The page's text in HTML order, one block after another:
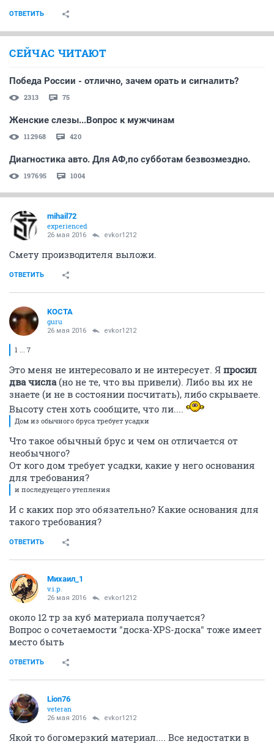
ОТВЕТИТЬ
СЕЙЧАС ЧИТАЮТ
Победа России - отлично, зачем орать и сигналить?
2313 75
Женские слезы...Вопрос к мужчинам
112968 420
Диагностика авто. Для АФ,по субботам безвозмездно.
197695 1004
mihail72
experienced
26 мая 2016 evkor1212
Смету производителя выложи.
ОТВЕТИТЬ
KOCTA
guru
26 мая 2016 evkor1212
1 ... 7
Это меня не интересовало и не интересует. Я просил
два числа(но не те, что вы привели). Либо вы их не
знаете (и не в состоянии посчитать), либо скрываете.
Высоту стен хоть сообщите, что ли....
Дом из обычного бруса требует усадки
Что такое обычный брус и чем он отличается от
необычного?
От кого дом требует усадки, какие у него основания
для требования?
и последуещего утепления
И с каких пор это обязательно? Какие основания для
такого требования?
ОТВЕТИТЬ
Михаил_1
v.i.p.
26 мая 2016 evkor1212
около 12 тр за куб материала получается?
Вопрос о сочетаемости "доска-XPS-доска" тоже имеет
место быть
ОТВЕТИТЬ
Lion76
veteran
26 мая 2016 evkor1212
Якой то богомерзкий материал.... Все недостатки в